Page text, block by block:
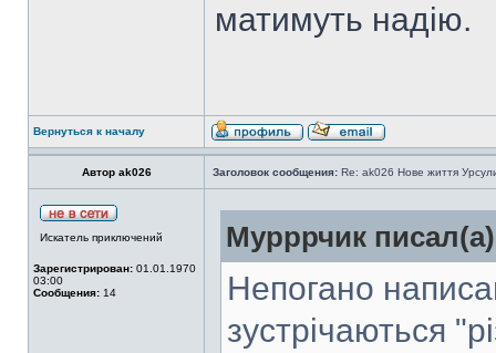
матимуть надію.
Вернуться к началу
Автор ak026 Заголовок сообщения: Re: ak026 Нове життя
Искатель приключений
Зарегистрирован: 01.01.1970
03:00
Сообщения: 14
Мурррчик
Непогано
зустрічаються